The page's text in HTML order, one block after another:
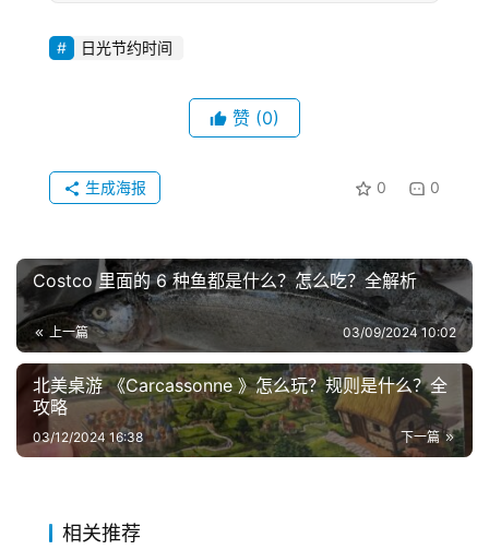
折
扣
注册
日光节约时间
赞 (0)
0 0
生成海报
Costco 里面的 6 种鱼都是什么？怎么吃？全解析
上一篇 03/09/2024 10:02
北美桌游 《Carcassonne 》怎么玩？规则是什么？全
攻略
下一篇
03/12/2024 16:38
相关推荐